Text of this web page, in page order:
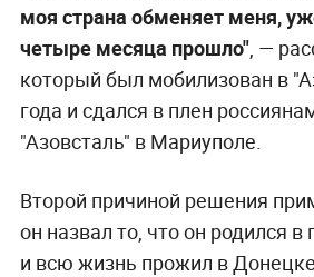
моя страна обменяет меня,
четыре месяца прошло", —
который был мобилизован в
года и сдался в плен
"Азовсталь" в Мариуполе.
Второй причиной решения
он назвал то, что он родился
и всю жизнь прожил в